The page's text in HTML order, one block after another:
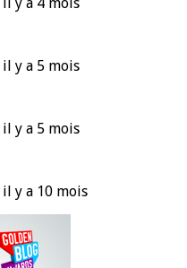
il y a 5 mois
il y a 5 mois
il y a 10 mois